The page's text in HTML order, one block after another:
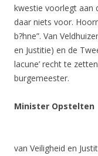
kwestie voorlegt aan
daar niets voor.
b?hne”. Van
en Justitie) en de
lacune’ recht te
burgemeester.
Minister Opstelten
van Veiligheid en